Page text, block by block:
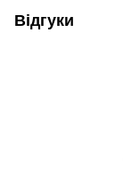
Відгуки